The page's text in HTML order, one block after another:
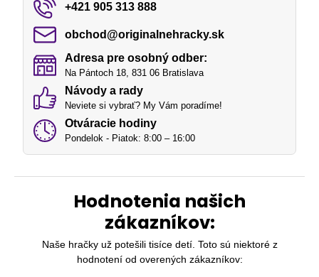
+421 905 313 888
obchod​@originalnehracky​.sk
Adresa pre osobný odber:
Na Pántoch 18, 831 06 Bratislava
Návody a rady
Neviete si vybrať? My Vám poradíme!
Otváracie hodiny
Pondelok - Piatok: 8:00 – 16:00
Hodnotenia našich
zákazníkov:
Naše hračky už potešili tisíce detí. Toto sú niektoré z
hodnotení od overených zákazníkov: